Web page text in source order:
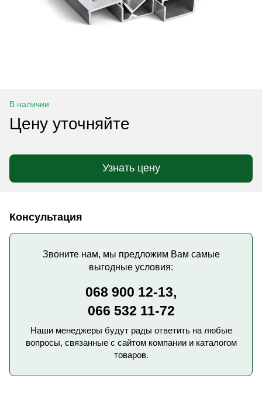
В наличии
Цену уточняйте
Узнать цену
Консультация
Звоните нам, мы предложим Вам самые
выгодные условия:
068 900 12-13,
066 532 11-72
Наши менеджеры будут рады ответить на любые
вопросы, связанные с сайтом компании и каталогом
товаров.